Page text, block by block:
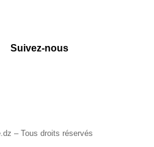
Suivez-nous
– Tous droits réservés